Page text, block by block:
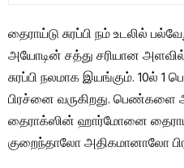
தைராய்டு சுரப்பி நம் உடலில்
அயோடின் சத்து சரியான
சுரப்பி நலமாக இயங்கும். 10ல்
பிரச்னை வருகிறது. பெண்களை
தைராக்ஸின் ஹார்மோனை தைராய்டு
குறைந்தாலோ அதிகமானாலோ